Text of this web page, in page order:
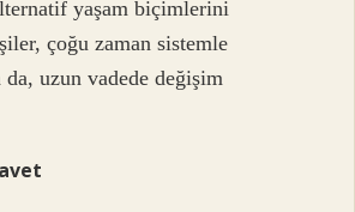
yaşam biçimlerini
çoğu zaman sistemle
da, uzun vadede değişim